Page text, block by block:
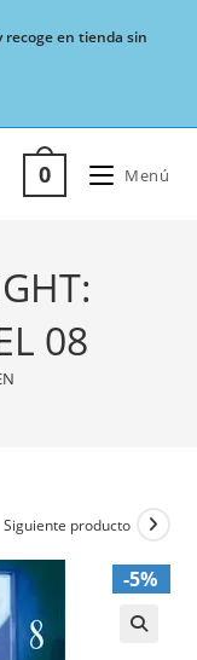
recoge en tienda sin
0 Menú
08
Siguiente producto
-5%